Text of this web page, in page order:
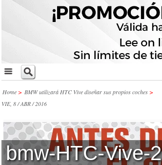
Home> BMW utilizará HTC Vive diseñar sus propios coches>
VIE, 8 / ABR / 2016
bmw-HTC-Vive-2